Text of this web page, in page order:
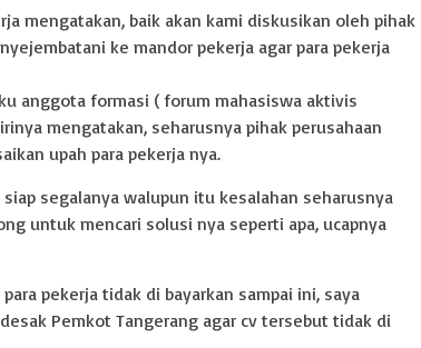
mengatakan, baik akan kami diskusikan oleh pihak
ke mandor pekerja agar para pekerja
anggota formasi ( forum mahasiswa aktivis
mengatakan, seharusnya pihak perusahaan
upah para pekerja nya.
segalanya walupun itu kesalahan seharusnya
untuk mencari solusi nya seperti apa, ucapnya
pekerja tidak di bayarkan sampai ini, saya
Pemkot Tangerang agar cv tersebut tidak di